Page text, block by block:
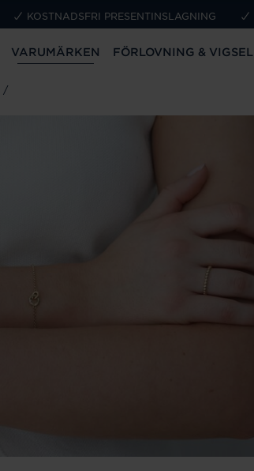
KOSTNADSFRI PRESENTINSLAGNING
VARUMÄRKEN FÖRLOVNING & VIGSEL